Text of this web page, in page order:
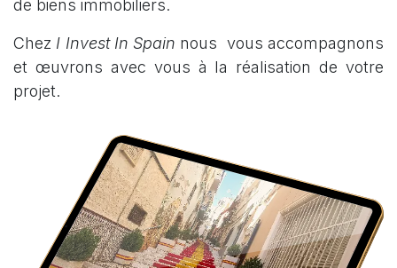
de biens immobiliers.
Chez I Invest In Spain nous vous accompagnons
et œuvrons avec vous à la réalisation de votre
projet.